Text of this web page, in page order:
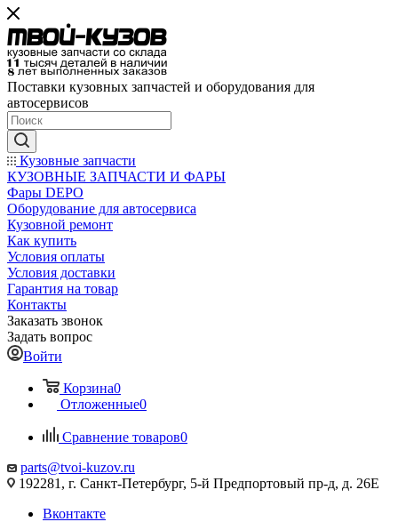
Поставки кузовных запчастей и оборудования для
автосервисов
Кузовные запчасти
КУЗОВНЫЕ ЗАПЧАСТИ И ФАРЫ
Фары DEPO
Оборудование для автосервиса
Кузовной ремонт
Как купить
Условия оплаты
Условия доставки
Гарантия на товар
Контакты
Заказать звонок
Задать вопрос
Войти
Корзина0
Отложенные0
Сравнение товаров0
parts@tvoi-kuzov.ru
192281, г. Санкт-Петербург, 5-й Предпортовый пр-д, д. 26Е
Вконтакте